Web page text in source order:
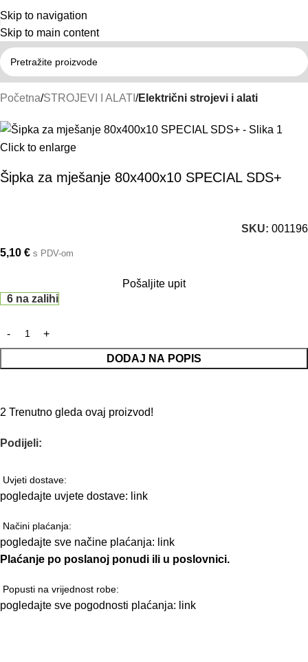
Skip to navigation
Skip to main content
Početna STROJEVI I ALATI Električni strojevi i alati
Click to enlarge
Šipka za mješanje 80x400x10 SPECIAL SDS+
SKU: 001196
5,10 € s PDV-om
Pošaljite upit
6 na zalihi
DODAJ NA POPIS
2 Trenutno gleda ovaj proizvod!
Podijeli:
Uvjeti dostave:
pogledajte uvjete dostave: link
Načini plaćanja:
pogledajte sve načine plaćanja: link
Plaćanje po poslanoj ponudi ili u poslovnici.
Popusti na vrijednost robe:
pogledajte sve pogodnosti plaćanja: link